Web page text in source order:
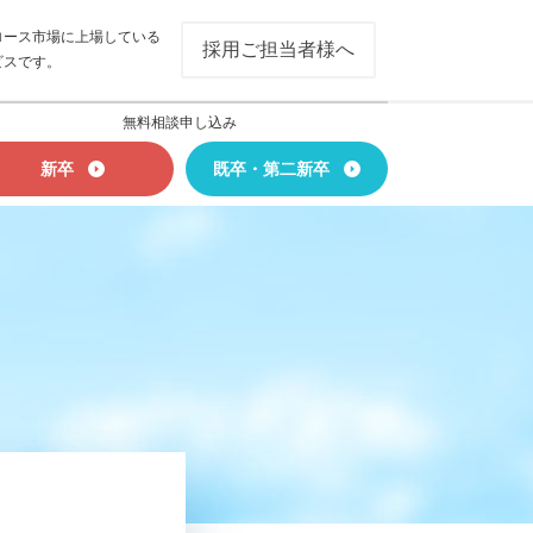
ス市場に上場している
です。
採用ご担当者様へ
無料相談申し込み
新卒 既卒・第二新卒